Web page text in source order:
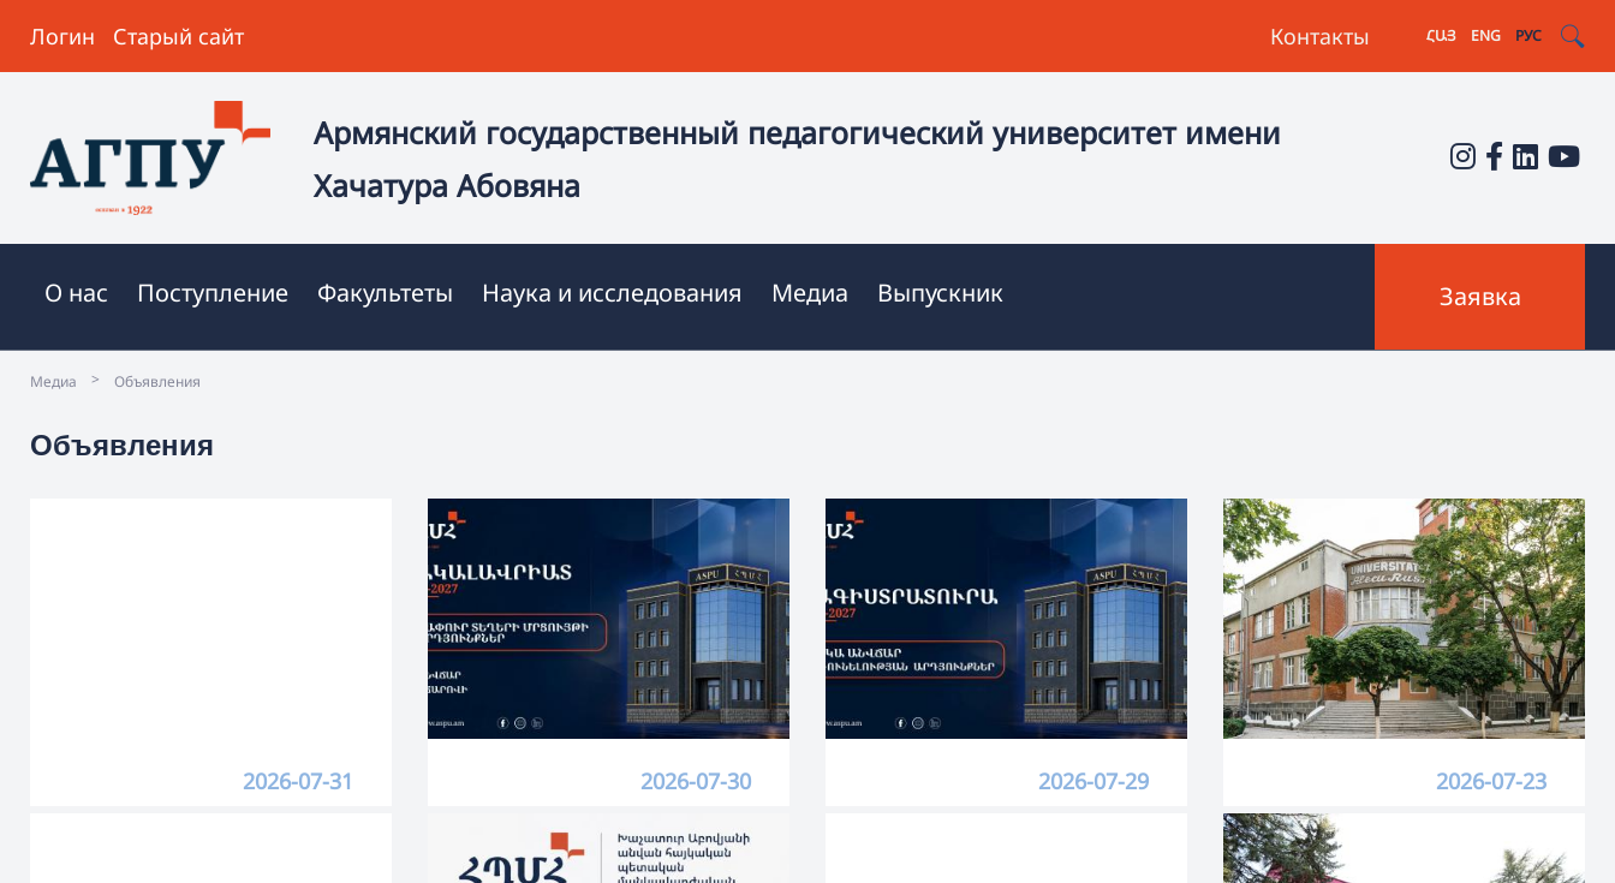
Логин Старый сайт Контакты ՀԱՅ ENG РУС
Армянский государственный педагогический университет имени
Хачатура Абовяна
О нас Поступление Факультеты Наука и исследования Медиа Выпускник Заявка
Медиа > Объявления
Объявления
2026-07-31 2026-07-30 2026-07-29 2026-07-23